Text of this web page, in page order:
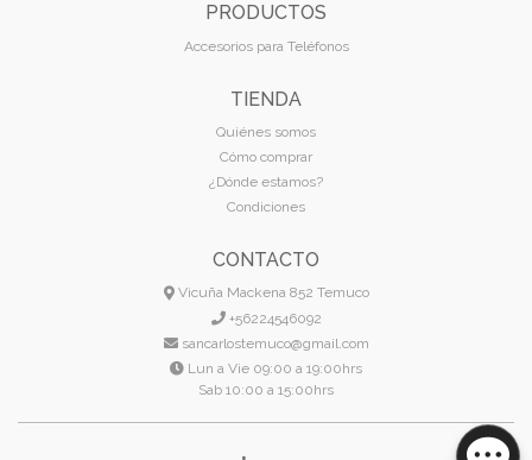
PRODUCTOS
Accesorios para Teléfonos
TIENDA
Quiénes somos
Cómo comprar
¿Dónde estamos?
Condiciones
CONTACTO
Vicuña Mackena 852 Temuco
+56224546092
sancarlostemuco@gmail.com
Lun a Vie 09:00 a 19:00hrs
Sab 10:00 a 15:00hrs